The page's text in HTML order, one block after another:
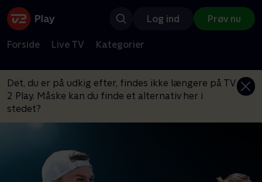
Log ind Prøv nu
Forside Live TV Kategorier
Det, du er på udkig efter, findes ikke længere på TV
2 Play. Måske kan du finde et alternativ her i
stedet?